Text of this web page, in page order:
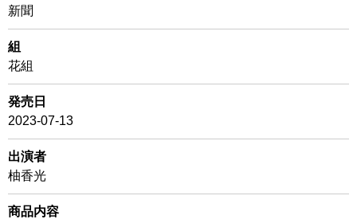
新聞
組
花組
発売日
2023-07-13
出演者
柚香光
商品内容